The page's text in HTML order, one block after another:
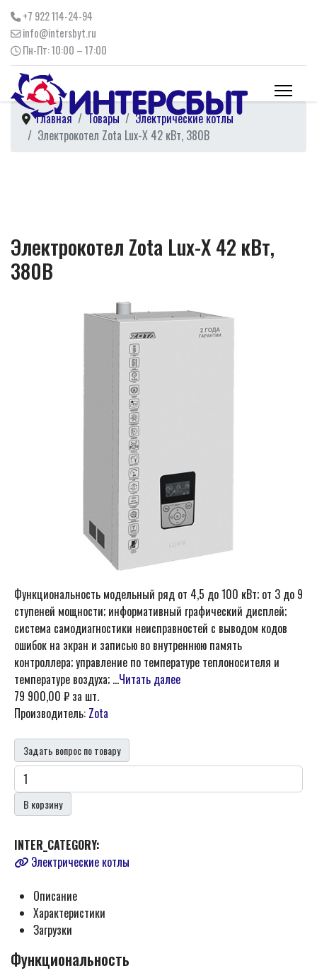
+7 922 114-24-94
info@intersbyt.ru
Пн-Пт: 10:00 – 17:00
Главная Товары
Электрические котлы
Электрокотел Zota Lux-X 42 кВт, 380В
Электрокотел Zota Lux-X 42 кВт,
380В
Функциональность модельный ряд от 4,5 до 100 кВт; от 3 до 9
ступеней мощности; информативный графический дисплей;
система самодиагностики неисправностей с выводом кодов
ошибок на экран и записью во внутреннюю память
контроллера; управление по температуре теплоносителя и
температуре воздуха; ...Читать далее
79 900,00 ₽ за шт.
Производитель: Zota
Задать вопрос по товару
В корзину
INTER_CATEGORY:
Электрические котлы
Описание
Характеристики
Загрузки
Функциональность